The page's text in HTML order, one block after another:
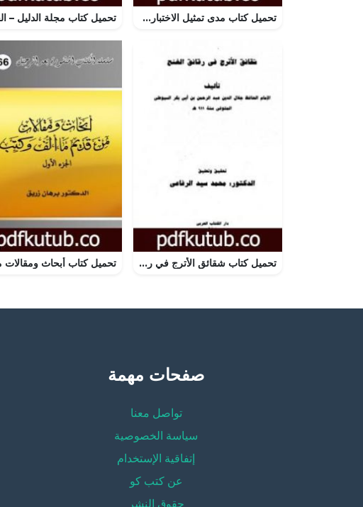
تحميل كتاب مدى تمثيل الاختبارت الفصلية لأوزان الوحدات الدراسية – محافظة المهرة PDF تأليف د. هلال محمد علي السفياني مجانا [كامل]
تحميل كتاب شقائق الأترج في رقائق الغنج PDF تأليف جلال الدين السيوطي مجانا [كامل]
صفحات مهمة
تواصل معنا
سياسة الخصوصية
إتفاقية الإستخدام
عن كتب كو
حقوق النشر